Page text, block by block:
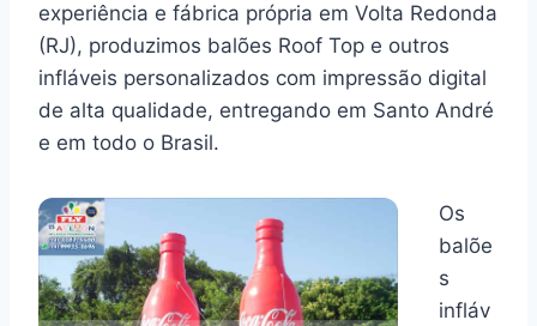
experiência e fábrica própria em Volta Redonda
(RJ), produzimos balões Roof Top e outros
infláveis personalizados com impressão digital
de alta qualidade, entregando em Santo André
e em todo o Brasil.
Os
balõe
s
infláv